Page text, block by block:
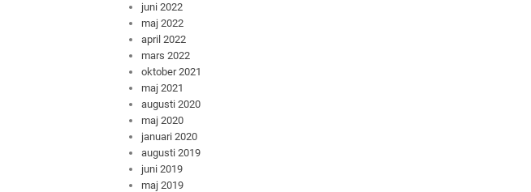
juni 2022
maj 2022
april 2022
mars 2022
oktober 2021
maj 2021
augusti 2020
maj 2020
januari 2020
augusti 2019
juni 2019
maj 2019